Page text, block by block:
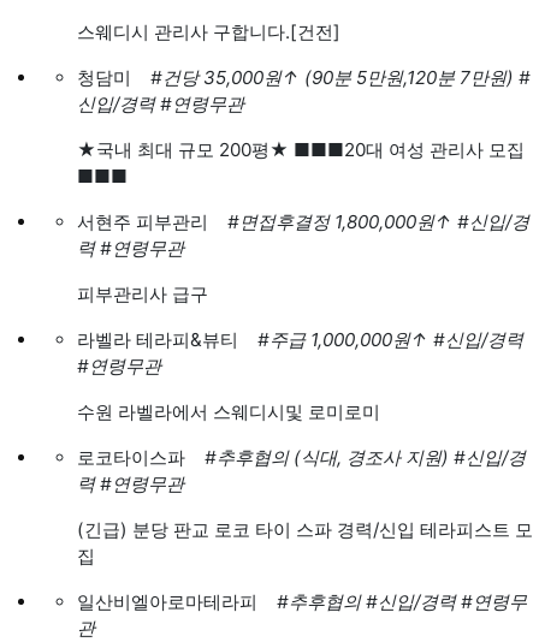
스웨디시 관리사 구합니다.[건전]
청담미
#건당 35,000원↑ (90분 5만원,120분 7만원) #
신입/경력 #연령무관
★국내 최대 규모 200평★ ■■■20대 여성 관리사 모집
■■■
서현주 피부관리
#면접후결정 1,800,000원↑ #신입/경
력 #연령무관
피부관리사 급구
라벨라 테라피&뷰티
#주급 1,000,000원↑ #신입/경력
#연령무관
수원 라벨라에서 스웨디시및 로미로미
로코타이스파
#추후협의 (식대, 경조사 지원) #신입/경
력 #연령무관
(긴급) 분당 판교 로코 타이 스파 경력/신입 테라피스트 모
집
일산비엘아로마테라피
#추후협의 #신입/경력 #연령무
관